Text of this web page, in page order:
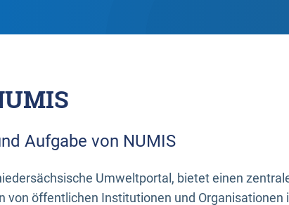
Aufgabe von NUMIS
Umweltportal, bietet einen
von öffentlichen Institutionen und